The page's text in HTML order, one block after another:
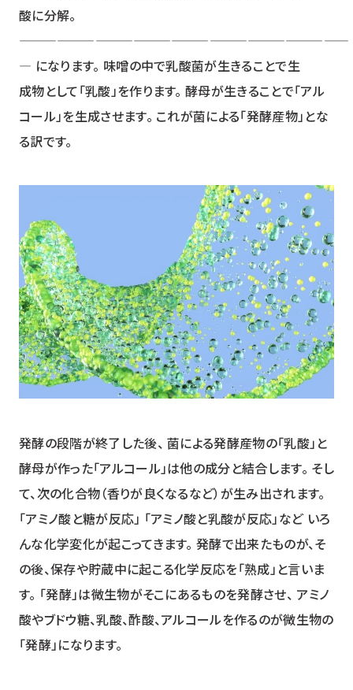
酸に分解。
――――――――――――――――――――――――――
― になります。 味噌の中で乳酸菌が生きることで生
成物として「乳酸」を作ります。 酵母が生きることで「アル
コール」を生成させます。 これが菌による「発酵産物」とな
る訳です。
発酵の段階が終了した後、 菌による発酵産物の「乳酸」と
酵母が作った「アルコール」は他の成分と結合します。 そし
て、次の化合物（香りが良くなるなど）が生み出されます。
「アミノ酸と糖が反応」 「アミノ酸と乳酸が反応」など いろ
んな化学変化が起こってきます。 発酵で出来たものが、そ
の後、保存や貯蔵中に起こる化学反応を「熟成」と言いま
す。 「発酵」は微生物がそこにあるものを発酵させ、 アミノ
酸やブドウ糖、乳酸、酢酸、アルコールを作るのが微生物の
「発酵」になります。